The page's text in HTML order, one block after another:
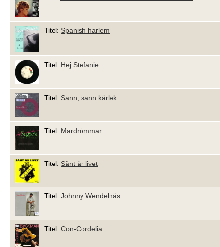
Titel: Spanish harlem
Titel: Hej Stefanie
Titel: Sann, sann kärlek
Titel: Mardrömmar
Titel: Sånt är livet
Titel: Johnny Wendelnäs
Titel: Con-Cordelia